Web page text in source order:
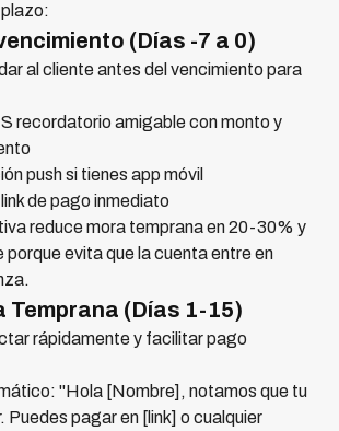
(Días -7 a 0)
al cliente antes del vencimiento para
recordatorio amigable con monto y
push si tienes app móvil
de pago inmediato
reduce mora temprana en 20-30% y
porque evita que la cuenta entre en
Temprana (Días 1-15)
rápidamente y facilitar pago
"Hola [Nombre], notamos que tu
Puedes pagar en [link] o cualquier